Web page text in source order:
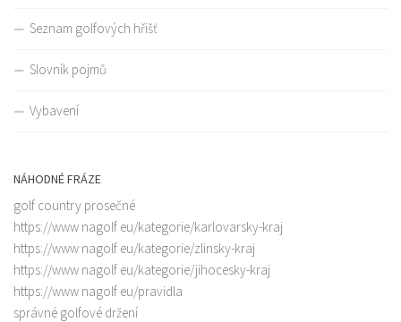
Seznam golfových hřišť
Slovník pojmů
Vybavení
NÁHODNÉ FRÁZE
golf country prosečné
https://www nagolf eu/kategorie/karlovarsky-kraj
https://www nagolf eu/kategorie/zlinsky-kraj
https://www nagolf eu/kategorie/jihocesky-kraj
https://www nagolf eu/pravidla
správné golfové držení